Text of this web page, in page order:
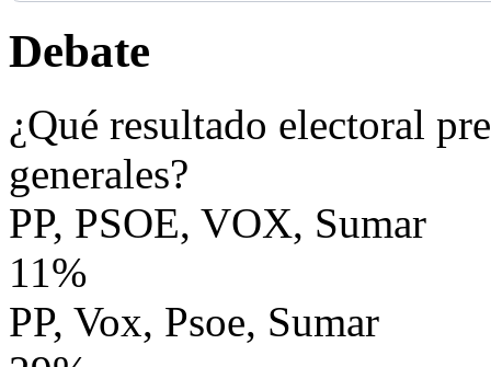
Debate
¿Qué resultado electoral
generales?
PP, PSOE, VOX, Sumar
11%
PP, Vox, Psoe, Sumar